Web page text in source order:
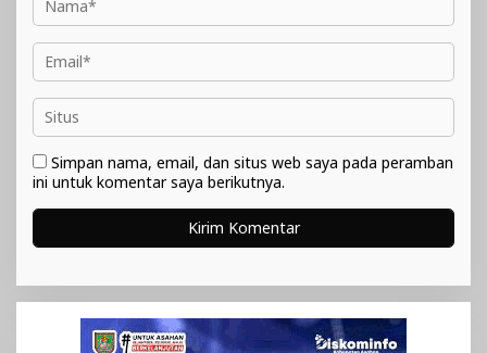
Simpan nama, email, dan situs web saya pada peramban
ini untuk komentar saya berikutnya.